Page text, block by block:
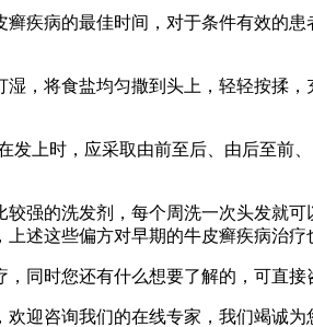
病的最佳时间，对于条件有效的患
将食盐均匀撒到头上，轻轻按揉，
上时，应采取由前至后、由后至前
的洗发剂，每个周洗一次头发就可
述这些偏方对早期的牛皮癣疾病治疗
时您还有什么想要了解的，可直接
迎咨询我们的在线专家，我们竭诚为